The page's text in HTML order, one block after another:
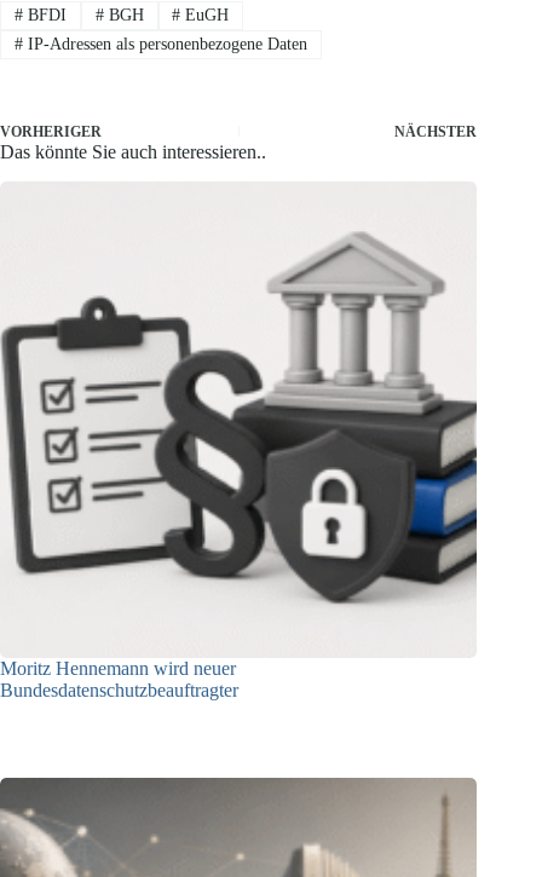
#BFDI #BGH # EuGH
#IP-Adressen als personenbezogene Daten
VORHERIGER NÄCHSTER
Das könnte Sie auch interessieren..
Moritz Hennemann wird neuer
Bundesdatenschutzbeauftragter